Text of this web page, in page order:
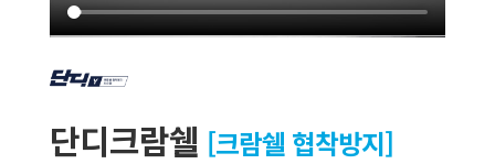
단디크람쉘 [크람쉘 협착방지]